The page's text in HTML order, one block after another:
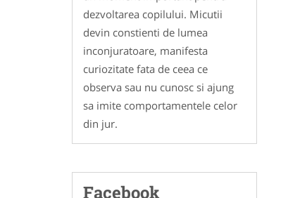
dezvoltarea copilului. Micutii
devin constienti de lumea
inconjuratoare, manifesta
curiozitate fata de ceea ce
observa sau nu cunosc si ajung
sa imite comportamentele celor
din jur.
Facebook